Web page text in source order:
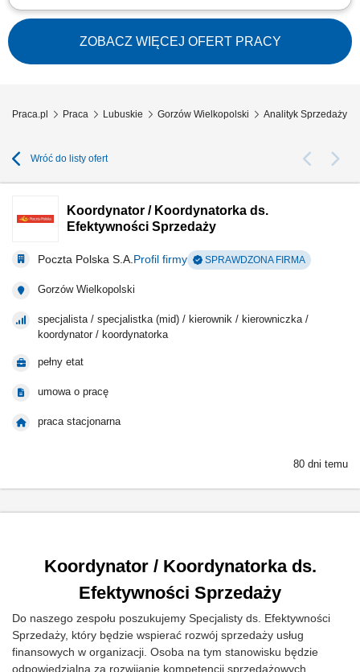
Opis stanowiska: Monitorowanie rynku oraz analiza trendów cenowych;
Prognozowanie zapotrzebowania oraz analiza danych zakupowych i
statystycznych; Identyfikowanie możliwości optymalizacji kosztów
zakupowych i wdrażanie usprawnień; Przygotowywanie raportów, analiz,
zestawień i sprawozdań na...
ZOBACZ WIĘCEJ OFERT PRACY
Praca.pl Praca Lubuskie Gorzów Wielkopolski Analityk Sprzedaży
Wróć do listy ofert
Koordynator / Koordynatorka ds.
Efektywności Sprzedaży
Poczta Polska S.A. Profil firmy SPRAWDZONA FIRMA
Gorzów Wielkopolski
specjalista / specjalistka (mid) / kierownik / kierowniczka /
koordynator / koordynatorka
pełny etat
umowa o pracę
praca stacjonarna
80 dni temu
Koordynator / Koordynatorka ds.
Efektywności Sprzedaży
Do naszego zespołu poszukujemy Specjalisty ds. Efektywności
Sprzedaży, który będzie wspierać rozwój sprzedaży usług
finansowych w organizacji. Osoba na tym stanowisku będzie
odpowiedzialna za rozwijanie kompetencji sprzedażowych